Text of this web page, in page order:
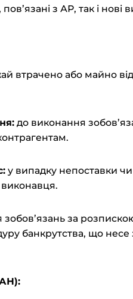
з АР, так і нові
втрачено або майно
до виконання
у випадку непоставки
за
банкрутства, що